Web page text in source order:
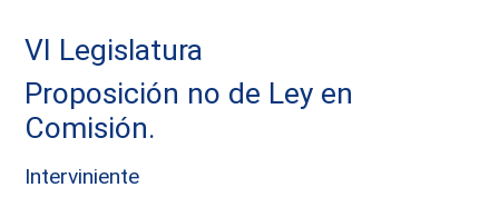
VI Legislatura
Proposición no de Ley en
Comisión.
Interviniente